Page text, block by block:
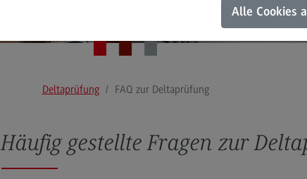
Schritt 1: Online-Reservierung
Nach der Antragstellung
FAQ zur Deltaprüfung
Videos zur Deltaprüfung
Online-
FAQ
Deltaprüfung FAQ zur Deltaprüfung
Häufig gestellte Fragen zur
Alle Cookies